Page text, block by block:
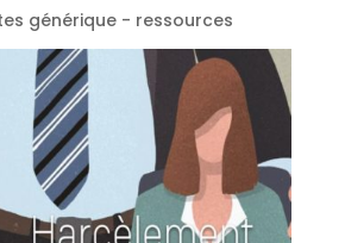
générique - ressources